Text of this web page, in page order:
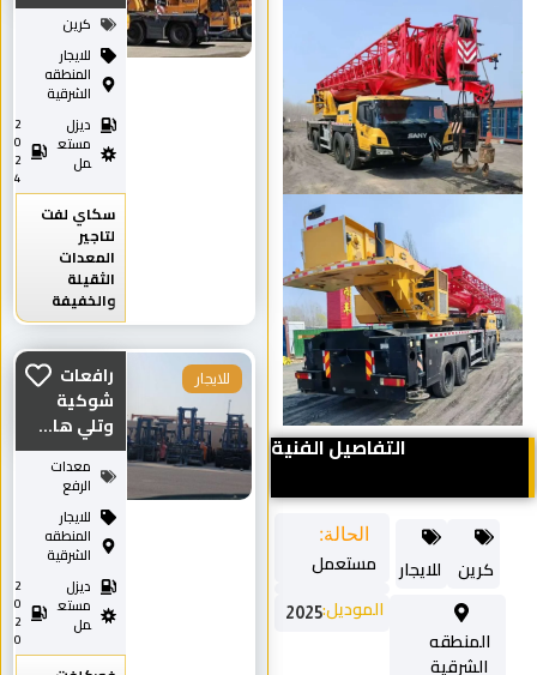
التفاصيل الفنية
الحالة:
مستعمل
الموديل:2025
المنطقه
الشرقية
كرين للايجار
كرين
للايجار
المنطقه
الشرقية
ديزل
مستع
مل
سكاي لفت
لتاجير
المعدات
الثقيلة
والخفيفة
رافعات
شوكية
وتلي ها...
معدات
الرفع
للايجار
المنطقه
الشرقية
ديزل
مستع
مل
للايجار